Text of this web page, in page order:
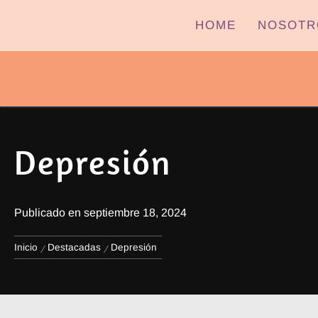
HOME
Depresión
Publicado en septiembre 18, 2024
Inicio Destacadas Depresión